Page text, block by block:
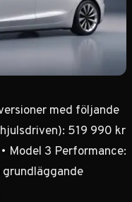
med följande
519 990 kr
Model 3 Performance: